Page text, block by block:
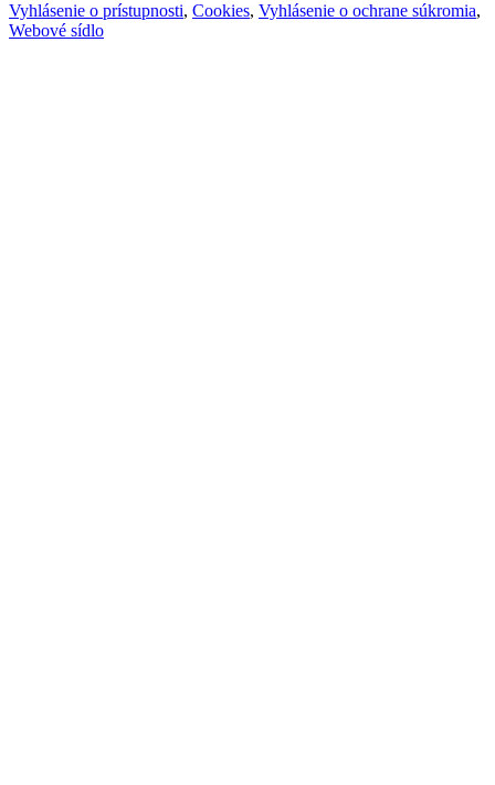
Vyhlásenie o prístupnosti, Cookies, Vyhlásenie o ochrane súkromia,
Webové sídlo